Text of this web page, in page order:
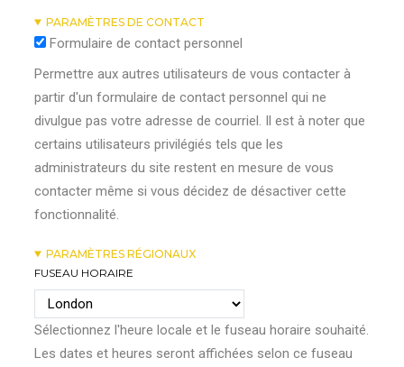
PARAMÈTRES DE CONTACT
Formulaire de contact personnel
Permettre aux autres utilisateurs de vous contacter à
partir d'un formulaire de contact personnel qui ne
divulgue pas votre adresse de courriel. Il est à noter que
certains utilisateurs privilégiés tels que les
administrateurs du site restent en mesure de vous
contacter même si vous décidez de désactiver cette
fonctionnalité.
PARAMÈTRES RÉGIONAUX
FUSEAU HORAIRE
Sélectionnez l'heure locale et le fuseau horaire souhaité.
Les dates et heures seront affichées selon ce fuseau